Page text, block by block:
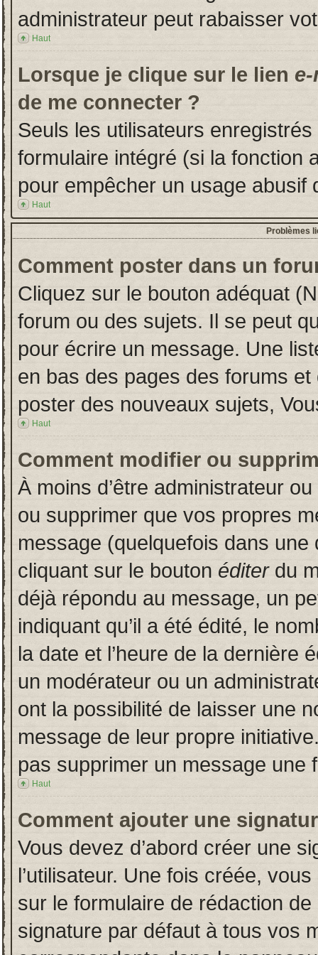
administrateur peut rabaisser
Haut
Lorsque je clique sur le lien
de me connecter ?
Seuls les utilisateurs
formulaire intégré (si la fonction
pour empêcher un usage abusif
Haut
Problèmes
Comment poster dans un
Cliquez sur le bouton adéquat
forum ou des sujets. Il se peut
pour écrire un message. Une
en bas des pages des forums
poster des nouveaux sujets,
Haut
Comment modifier ou
À moins d’être administrateur
ou supprimer que vos propres
message (quelquefois dans
cliquant sur le bouton éditerdu
déjà répondu au message, un
indiquant qu’il a été édité, le
la date et l’heure de la dernière
un modérateur ou un
ont la possibilité de laisser une
message de leur propre
pas supprimer un message une
Haut
Comment ajouter une
Vous devez d’abord créer une
l’utilisateur. Une fois créée,
sur le formulaire de rédaction
signature par défaut à tous vos